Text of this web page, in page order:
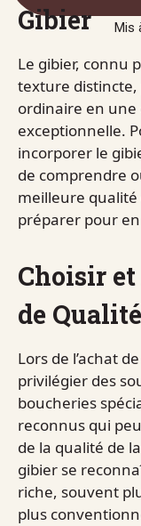
Mis
Gibier
Le gibier, connu
texture
ordinaire en
exceptionnelle.
incorporer le
de comprendre
meilleure
préparer pour
Choisir
de Qualité
Lors de l’achat
privilégier des
boucheries
reconnus qui
de la qualité de
gibier se
riche, souvent
plus